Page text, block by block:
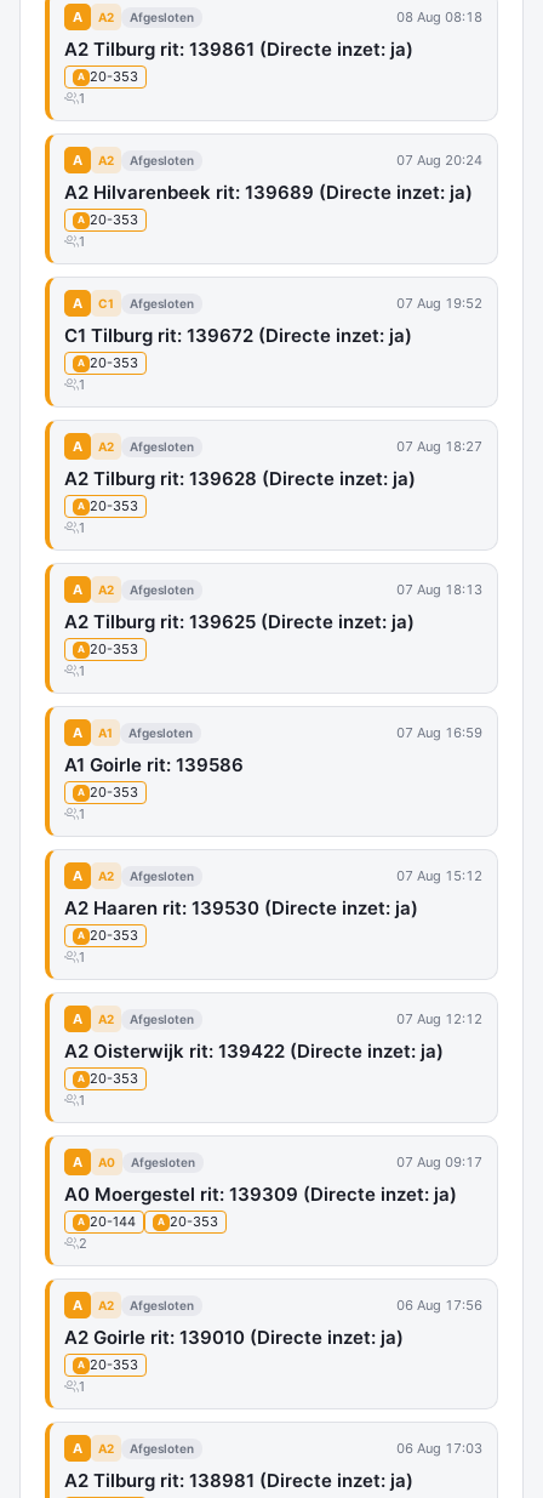
A A2 Afgesloten 08 Aug 08:18
A2 Tilburg rit: 139861 (Directe inzet: ja)
A 20-353
1
A A2 Afgesloten 07 Aug 20:24
A2 Hilvarenbeek rit: 139689 (Directe inzet: ja)
A 20-353
1
A C1 Afgesloten 07 Aug 19:52
C1 Tilburg rit: 139672 (Directe inzet: ja)
A 20-353
1
A A2 Afgesloten 07 Aug 18:27
A2 Tilburg rit: 139628 (Directe inzet: ja)
A 20-353
1
A A2 Afgesloten 07 Aug 18:13
A2 Tilburg rit: 139625 (Directe inzet: ja)
A 20-353
1
A A1 Afgesloten 07 Aug 16:59
A1 Goirle rit: 139586
A 20-353
1
A A2 Afgesloten 07 Aug 15:12
A2 Haaren rit: 139530 (Directe inzet: ja)
A 20-353
1
A A2 Afgesloten 07 Aug 12:12
A2 Oisterwijk rit: 139422 (Directe inzet: ja)
A 20-353
1
A A0 Afgesloten 07 Aug 09:17
A0 Moergestel rit: 139309 (Directe inzet: ja)
A 20-144 A 20-353
2
A A2 Afgesloten 06 Aug 17:56
A2 Goirle rit: 139010 (Directe inzet: ja)
A 20-353
1
A A2 Afgesloten 06 Aug 17:03
A2 Tilburg rit: 138981 (Directe inzet: ja)